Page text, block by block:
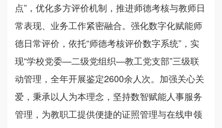
点”，优化多方评价机制，推进师德考核与教师日
常表现、业务工作紧密融合。强化数字化赋能师
德日常评价，依托“师德考核评价数字系统”，实
现“学校党委—二级党组织—教工党支部”三级联
动管理，全年开展鉴定2600余人次。加强关心关
爱，秉承以人为本理念，坚持数智赋能人事服务
管理，为教职工提供便捷的证照管理与在线申领